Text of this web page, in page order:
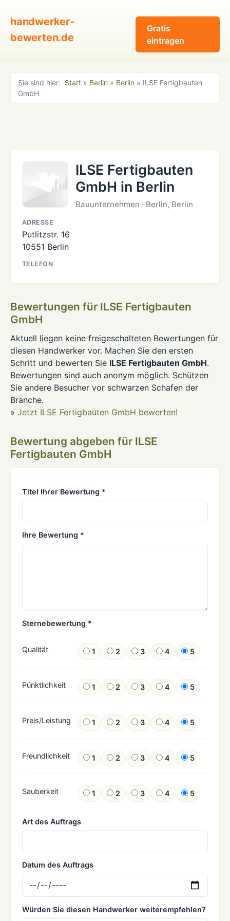
handwerker-
bewerten.de
Gratis
eintragen
Sie sind hier: Start » Berlin » Berlin » ILSE Fertigbauten
GmbH
ILSE Fertigbauten
GmbH in Berlin
Bauunternehmen · Berlin, Berlin
ADRESSE
Putlitzstr. 16
10551 Berlin
TELEFON
Bewertungen für ILSE Fertigbauten
GmbH
Aktuell liegen keine freigeschalteten Bewertungen für
diesen Handwerker vor. Machen Sie den ersten
Schritt und bewerten Sie ILSE Fertigbauten GmbH.
Bewertungen sind auch anonym möglich. Schützen
Sie andere Besucher vor schwarzen Schafen der
Branche.
» Jetzt ILSE Fertigbauten GmbH bewerten!
Bewertung abgeben für ILSE
Fertigbauten GmbH
Titel Ihrer Bewertung *
Ihre Bewertung *
Sternebewertung *
Qualität 1 2 3 4 5
Pünktlichkeit 1 2 3 4 5
Preis/Leistung 1 2 3 4 5
Freundlichkeit 1 2 3 4 5
Sauberkeit 1 2 3 4 5
Art des Auftrags
Datum des Auftrags
Würden Sie diesen Handwerker weiterempfehlen?